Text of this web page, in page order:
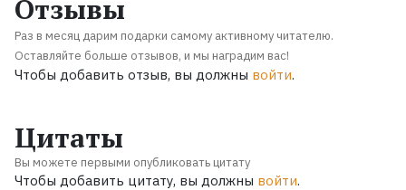
Отзывы
Раз в месяц дарим подарки самому активному читателю.
Оставляйте больше отзывов, и мы наградим вас!
Чтобы добавить отзыв, вы должны войти.
Цитаты
Вы можете первыми опубликовать цитату
Чтобы добавить цитату, вы должны войти.